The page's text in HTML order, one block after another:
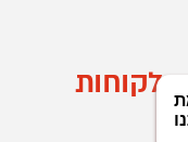
לקוחות